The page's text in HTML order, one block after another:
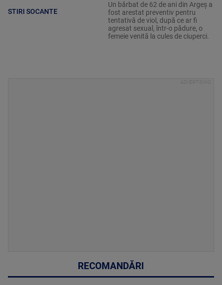
STIRI SOCANTE
Un bărbat de 62 de ani din Argeș a
fost arestat preventiv pentru
tentativă de viol, după ce ar fi
agresat sexual, într-o pădure, o
femeie venită la cules de ciuperci.
RECOMANDĂRI